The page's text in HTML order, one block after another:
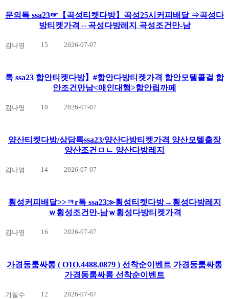
문의톡 ssa23☞【곡성티켓다방】곡성25시커피배달 ⇒곡성다
방티켓가격⇔곡성다방레지 곡성조건만-남
김나영 15 2026-07-07
톡 ssa23 함안티켓다방】#함안다방티켓가격 함안모텔콜걸 함
안조건만남<애인대행>함안립까페
김나영 10 2026-07-07
양산티켓다방/상담톡ssa23/양산다방티켓가격 양산모텔출장
양산조건ㅁㄴ 양산다방레지
김나영 14 2026-07-07
횡성커피배달>>ㅋr톡 ssa23≫횡성티켓다방→횡성다방레지
ｗ횡성조건만-남ｗ횡성다방티켓가격
김나영 16 2026-07-07
가경동룸싸롱 ( O1O.4488.0879 ) 선착순이벤트 가경동룸싸롱
가경동룸싸롱 선착순이벤트
기철수 12 2026-07-07